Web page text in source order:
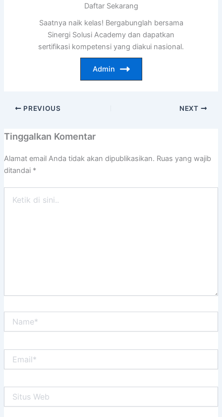
Daftar Sekarang
Saatnya naik kelas! Bergabunglah bersama
Sinergi Solusi Academy dan dapatkan
sertifikasi kompetensi yang diakui nasional.
Admin
PREVIOUS NEXT
Tinggalkan Komentar
Alamat email Anda tidak akan dipublikasikan. Ruas yang wajib
ditandai *
Web